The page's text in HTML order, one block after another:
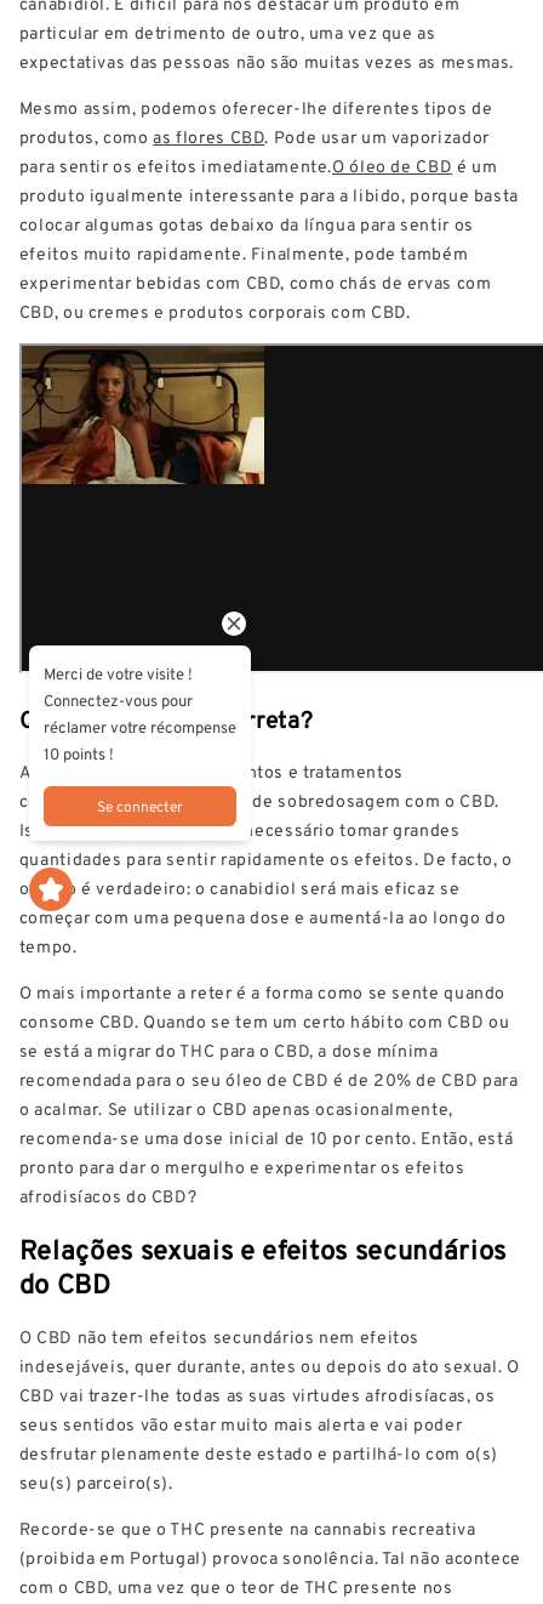
particular em detrimento de outro, uma vez que as
expectativas das pessoas não são muitas vezes as mesmas.
Mesmo assim, podemos oferecer-lhe diferentes tipos de
produtos, comoas flores CBD. Pode usar um vaporizador
para sentir os efeitos imediatamente.O óleo de CBD é um
produto igualmente interessante para a libido, porque basta
colocar algumas gotas debaixo da língua para sentir os
efeitos muito rapidamente. Finalmente, pode também
experimentar bebidas com CBD, como chás de ervas com
CBD, ou cremes e produtos corporais com CBD.
Qual é a dosagem correta?
Ao contrário dos medicamentos e tratamentos
convencionais, não há risco de sobredosagem com o CBD.
Isso não significa que seja necessário tomar grandes
quantidades para sentir rapidamente os efeitos. De facto, o
oposto é verdadeiro: o canabidiol será mais eficaz se
começar com uma pequena dose e aumentá-la ao longo do
tempo.
O mais importante a reter é a forma como se sente quando
consome CBD. Quando se tem um certo hábito com CBD ou
se está a migrar do THC para o CBD, a dose mínima
recomendada para o seu óleo de CBD é de 20% de CBD para
o acalmar. Se utilizar o CBD apenas ocasionalmente,
recomenda-se uma dose inicial de 10 por cento. Então, está
pronto para dar o mergulho e experimentar os efeitos
afrodisíacos do CBD?
Relações sexuais e efeitos secundários
do CBD
O CBD não tem efeitos secundários nem efeitos
indesejáveis, quer durante, antes ou depois do ato sexual. O
CBD vai trazer-lhe todas as suas virtudes afrodisíacas, os
seus sentidos vão estar muito mais alerta e vai poder
desfrutar plenamente deste estado e partilhá-lo com o(s)
seu(s) parceiro(s).
Recorde-se que o THC presente na cannabis recreativa
(proibida em Portugal) provoca sonolência. Tal não acontece
com o CBD, uma vez que o teor de THC presente nos
Merci de votre visite !
Connectez-vous pour
réclamer votre récompense
10 points !
Se connecter